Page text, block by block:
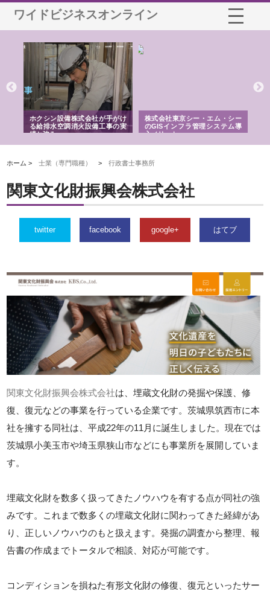
ワイドビジネスオンライン
ホクシン設備株式会社が手がけ
る給排水空調消火設備工事の実
績と強み
株式会社東京シー・エム・シー
のGISインフラ管理システム導
入メリット
ホーム >士業（専門職種） >行政書士事務所
関東文化財振興会株式会社
twitter facebook google+ はてブ
関東文化財振興会株式会社は、埋蔵文化財の発掘や保護、修
復、復元などの事業を行っている企業です。茨城県筑西市に本
社を擁する同社は、平成22年の11月に誕生しました。現在では
茨城県小美玉市や埼玉県狭山市などにも事業所を展開していま
す。
埋蔵文化財を数多く扱ってきたノウハウを有する点が同社の強
みです。これまで数多くの埋蔵文化財に関わってきた経緯があ
り、正しいノウハウのもと扱えます。発掘の調査から整理、報
告書の作成までトータルで相談、対応が可能です。
コンディションを損ねた有形文化財の修復、復元といったサー